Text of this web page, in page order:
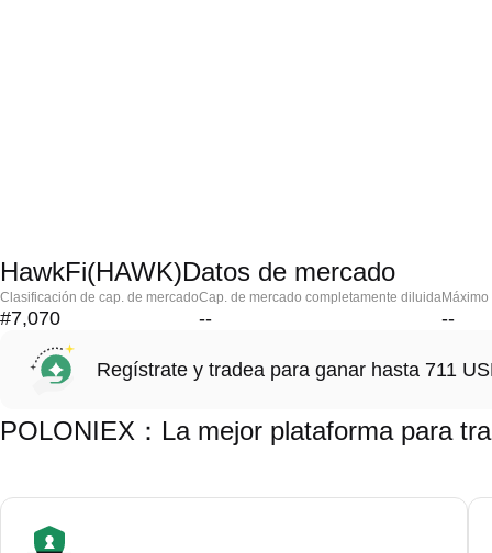
HawkFi(HAWK)Datos de mercado
Clasificación de cap. de mercado
#7,070
Cap. de mercado completamente diluida
-- --
Regístrate y tradea para ganar hasta 711
POLONIEX：La mejor plataforma para